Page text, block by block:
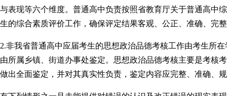
与表现等六个维度。普通高中负责按照省教育厅关于普通高中
生的综合素质评价工作，确保评定结果客观、公正、准确、完
2.非我省普通高中应届考生的思想政治品德考核工作由考生所
由所属乡镇、街道办事处鉴定。思想政治品德考核主要是考核
做出全面鉴定，并对其真实性负责，鉴定内容应完整、准确、